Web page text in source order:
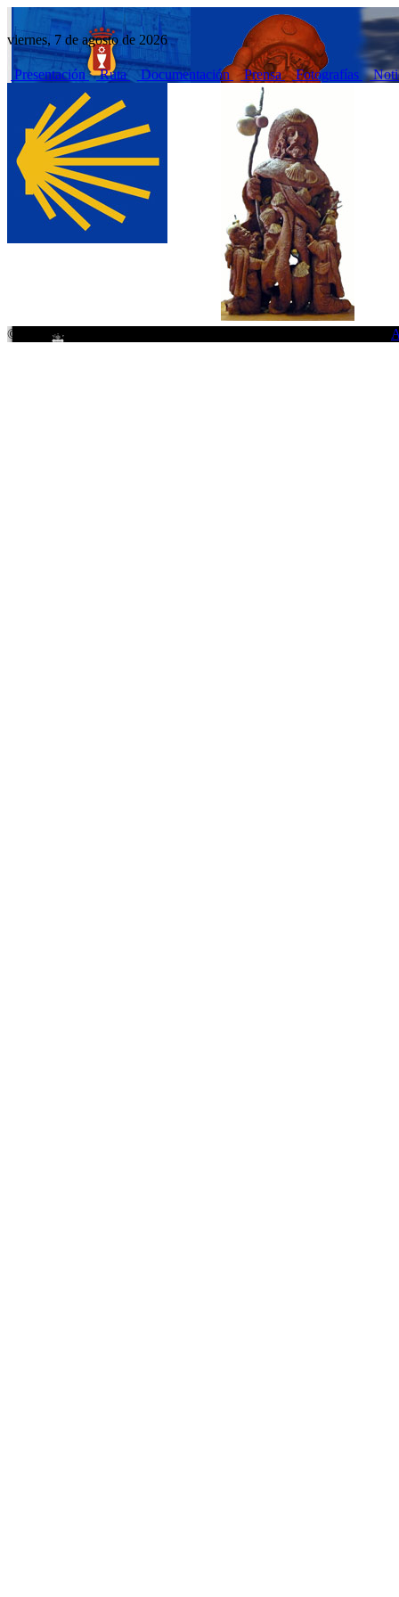
viernes, 7 de agosto de 2026
Presentación Ruta Documentación Prensa Fotografías
© 2026Ayuntamiento de Cuenca.